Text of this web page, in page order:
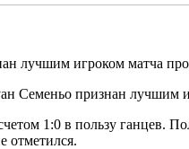
признан лучшим
1:0 в пользу ганцев.
отметился.